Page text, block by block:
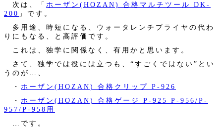
次は、「 ホーザン(HOZAN) 合格マルチツール DK-
200 」です。
多用途、時短になる、ウォータレンチプライヤの代わ
りにもなる、と高評価です。
これは、独学に関係なく、有用かと思います。
さて、独学では役には立つも、“すごくではない”とい
うのが…、
・ ホーザン(HOZAN) 合格クリップ P-926
・ ホーザン(HOZAN) 合格ゲージ P-925 P-956/P-
957/P-958用
…です。